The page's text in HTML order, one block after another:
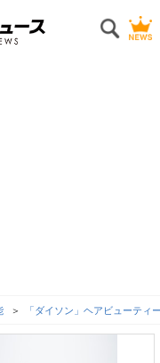
「ダイソン」ヘアビューテ